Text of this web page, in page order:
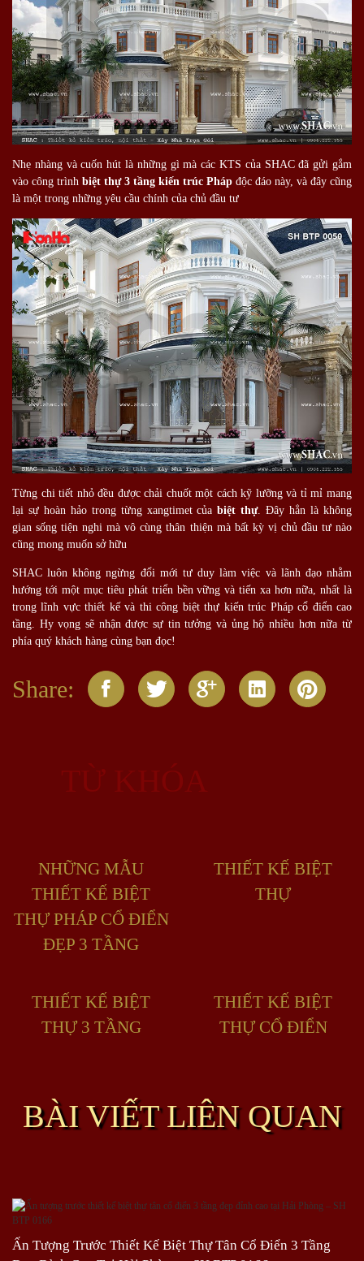
Nhẹ nhàng và cuốn hút là những gì mà các KTS của SHAC đã gửi gắm
vào công trình biệt thự 3 tầng kiến trúc Pháp độc đáo này, và đây cũng
là một trong những yêu cầu chính của chủ đầu tư
Từng chi tiết nhỏ đều được chải chuốt một cách kỹ lưỡng và tỉ mỉ mang
lại sự hoàn hảo trong từng xangtimet củabiệt thự. Đây hẳn là không
gian sống tiện nghi mà vô cùng thân thiện mà bất kỳ vị chủ đầu tư nào
cũng mong muốn sở hữu
SHAC luôn không ngừng đổi mới tư duy làm việc và lãnh đạo nhằm
hướng tới một mục tiêu phát triển bền vững và tiến xa hơn nữa, nhất là
trong lĩnh vực thiết kế và thi công biệt thự kiến trúc Pháp cổ điển cao
tầng. Hy vọng sẽ nhận được sự tin tưởng và ủng hộ nhiều hơn nữa từ
phía quý khách hàng cùng bạn đọc!
Share:
TỪ KHÓA
NHỮNG MẪU
THIẾT KẾ BIỆT
THỰ PHÁP CỔ ĐIỂN
ĐẸP 3 TẦNG
THIẾT KẾ BIỆT
THỰ
THIẾT KẾ BIỆT
THỰ 3 TẦNG
THIẾT KẾ BIỆT
THỰ CỔ ĐIỂN
BÀI VIẾT LIÊN QUAN
Ấn Tượng Trước Thiết Kế Biệt Thự Tân Cổ Điển 3 Tầng